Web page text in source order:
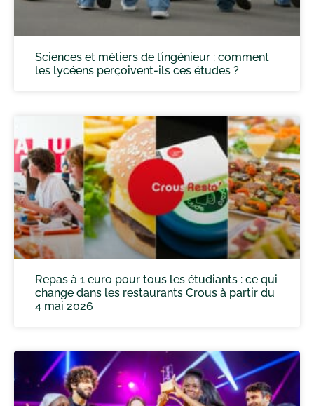
Sciences et métiers de l’ingénieur : comment
les lycéens perçoivent-ils ces études ?
Repas à 1 euro pour tous les étudiants : ce qui
change dans les restaurants Crous à partir du
4 mai 2026